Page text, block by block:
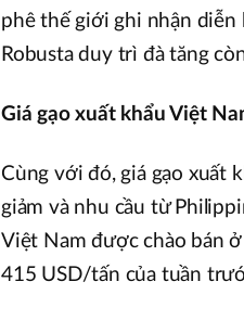
phê thế giới ghi nhận diễn
Robusta duy trì đà tăng
Giá gạo xuất khẩu Việt
Cùng với đó, giá gạo xuất
giảm và nhu cầu từ
Việt Nam được chào bán
415 USD/tấn của tuần